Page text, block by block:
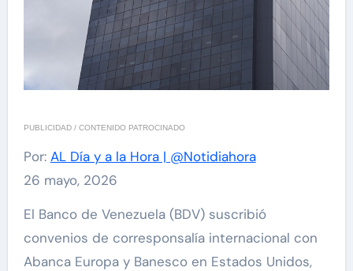
PUBLICIDAD / CONTENIDO PATROCINADO
Por: AL Día y a la Hora | @Notidiahora
26 mayo, 2026
El Banco de Venezuela (BDV) suscribió
convenios de corresponsalía internacional con
Abanca Europa y Banesco en Estados Unidos,